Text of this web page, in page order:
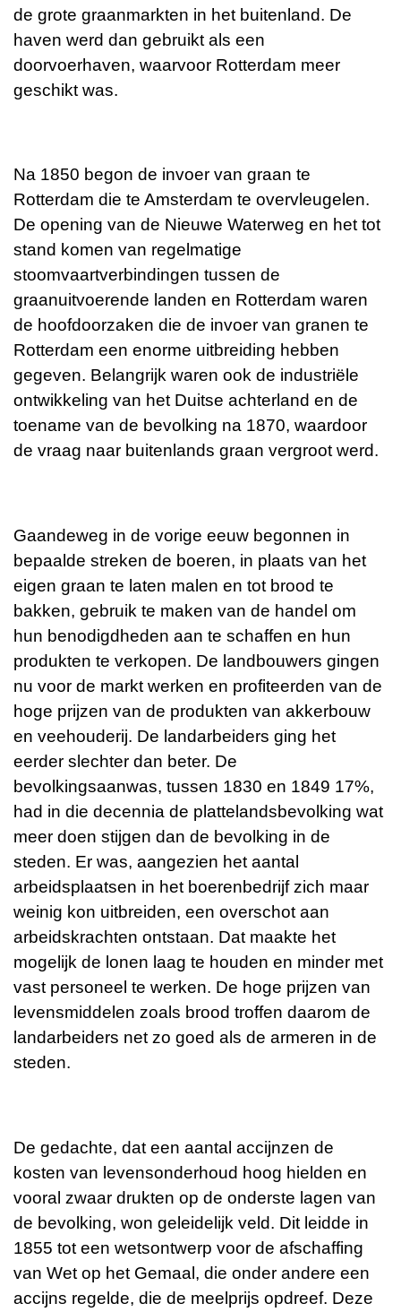
de grote graanmarkten in het buitenland. De
haven werd dan gebruikt als een
doorvoerhaven, waarvoor Rotterdam meer
geschikt was.
Na 1850 begon de invoer van graan te
Rotterdam die te Amsterdam te overvleugelen.
De opening van de Nieuwe Waterweg en het tot
stand komen van regelmatige
stoomvaartverbindingen tussen de
graanuitvoerende landen en Rotterdam waren
de hoofdoorzaken die de invoer van granen te
Rotterdam een enorme uitbreiding hebben
gegeven. Belangrijk waren ook de industriële
ontwikkeling van het Duitse achterland en de
toename van de bevolking na 1870, waardoor
de vraag naar buitenlands graan vergroot werd.
Gaandeweg in de vorige eeuw begonnen in
bepaalde streken de boeren, in plaats van het
eigen graan te laten malen en tot brood te
bakken, gebruik te maken van de handel om
hun benodigdheden aan te schaffen en hun
produkten te verkopen. De landbouwers gingen
nu voor de markt werken en profiteerden van de
hoge prijzen van de produkten van akkerbouw
en veehouderij. De landarbeiders ging het
eerder slechter dan beter. De
bevolkingsaanwas, tussen 1830 en 1849 17%,
had in die decennia de plattelandsbevolking wat
meer doen stijgen dan de bevolking in de
steden. Er was, aangezien het aantal
arbeidsplaatsen in het boerenbedrijf zich maar
weinig kon uitbreiden, een overschot aan
arbeidskrachten ontstaan. Dat maakte het
mogelijk de lonen laag te houden en minder met
vast personeel te werken. De hoge prijzen van
levensmiddelen zoals brood troffen daarom de
landarbeiders net zo goed als de armeren in de
steden.
De gedachte, dat een aantal accijnzen de
kosten van levensonderhoud hoog hielden en
vooral zwaar drukten op de onderste lagen van
de bevolking, won geleidelijk veld. Dit leidde in
1855 tot een wetsontwerp voor de afschaffing
van Wet op het Gemaal, die onder andere een
accijns regelde, die de meelprijs opdreef. Deze